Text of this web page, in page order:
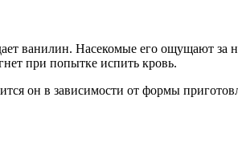
ванилин. Насекомые его ощущают
при попытке испить кровь.
он в зависимости от формы